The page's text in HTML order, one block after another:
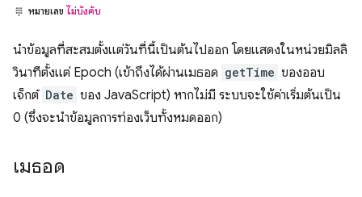
หมายเลข ไม่บังคับ
นำข้อมูลที่สะสมตั้งแต่วันที่นี้เป็นต้นไปออก โดยแสดงในหน่วยมิลลิ
วินาทีตั้งแต่ Epoch (เข้าถึงได้ผ่านเมธอด getTime ของออบ
เจ็กต์ Date ของ JavaScript) หากไม่มี ระบบจะใช้ค่าเริ่มต้นเป็น
0 (ซึ่งจะนำข้อมูลการท่องเว็บทั้งหมดออก)
เมธอด